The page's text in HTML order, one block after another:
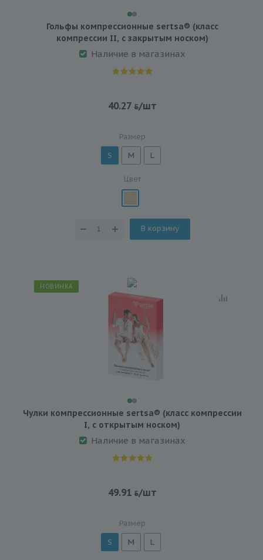
Гольфы компрессионные sertsa® (класс
компрессии II, с закрытым носком)
Наличие в магазинах
40.27 /шт
Размер
S M L
Цвет
В корзину
НОВИНКА
Чулки компрессионные sertsa® (класс компрессии
I, с открытым носком)
Наличие в магазинах
49.91 /шт
Размер
S M L